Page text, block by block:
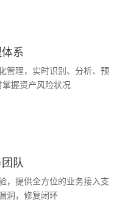
系
管理，实时识别、分析、预
握资产风险状况
队
，提供全方位的业务接入支
洞，修复闭环